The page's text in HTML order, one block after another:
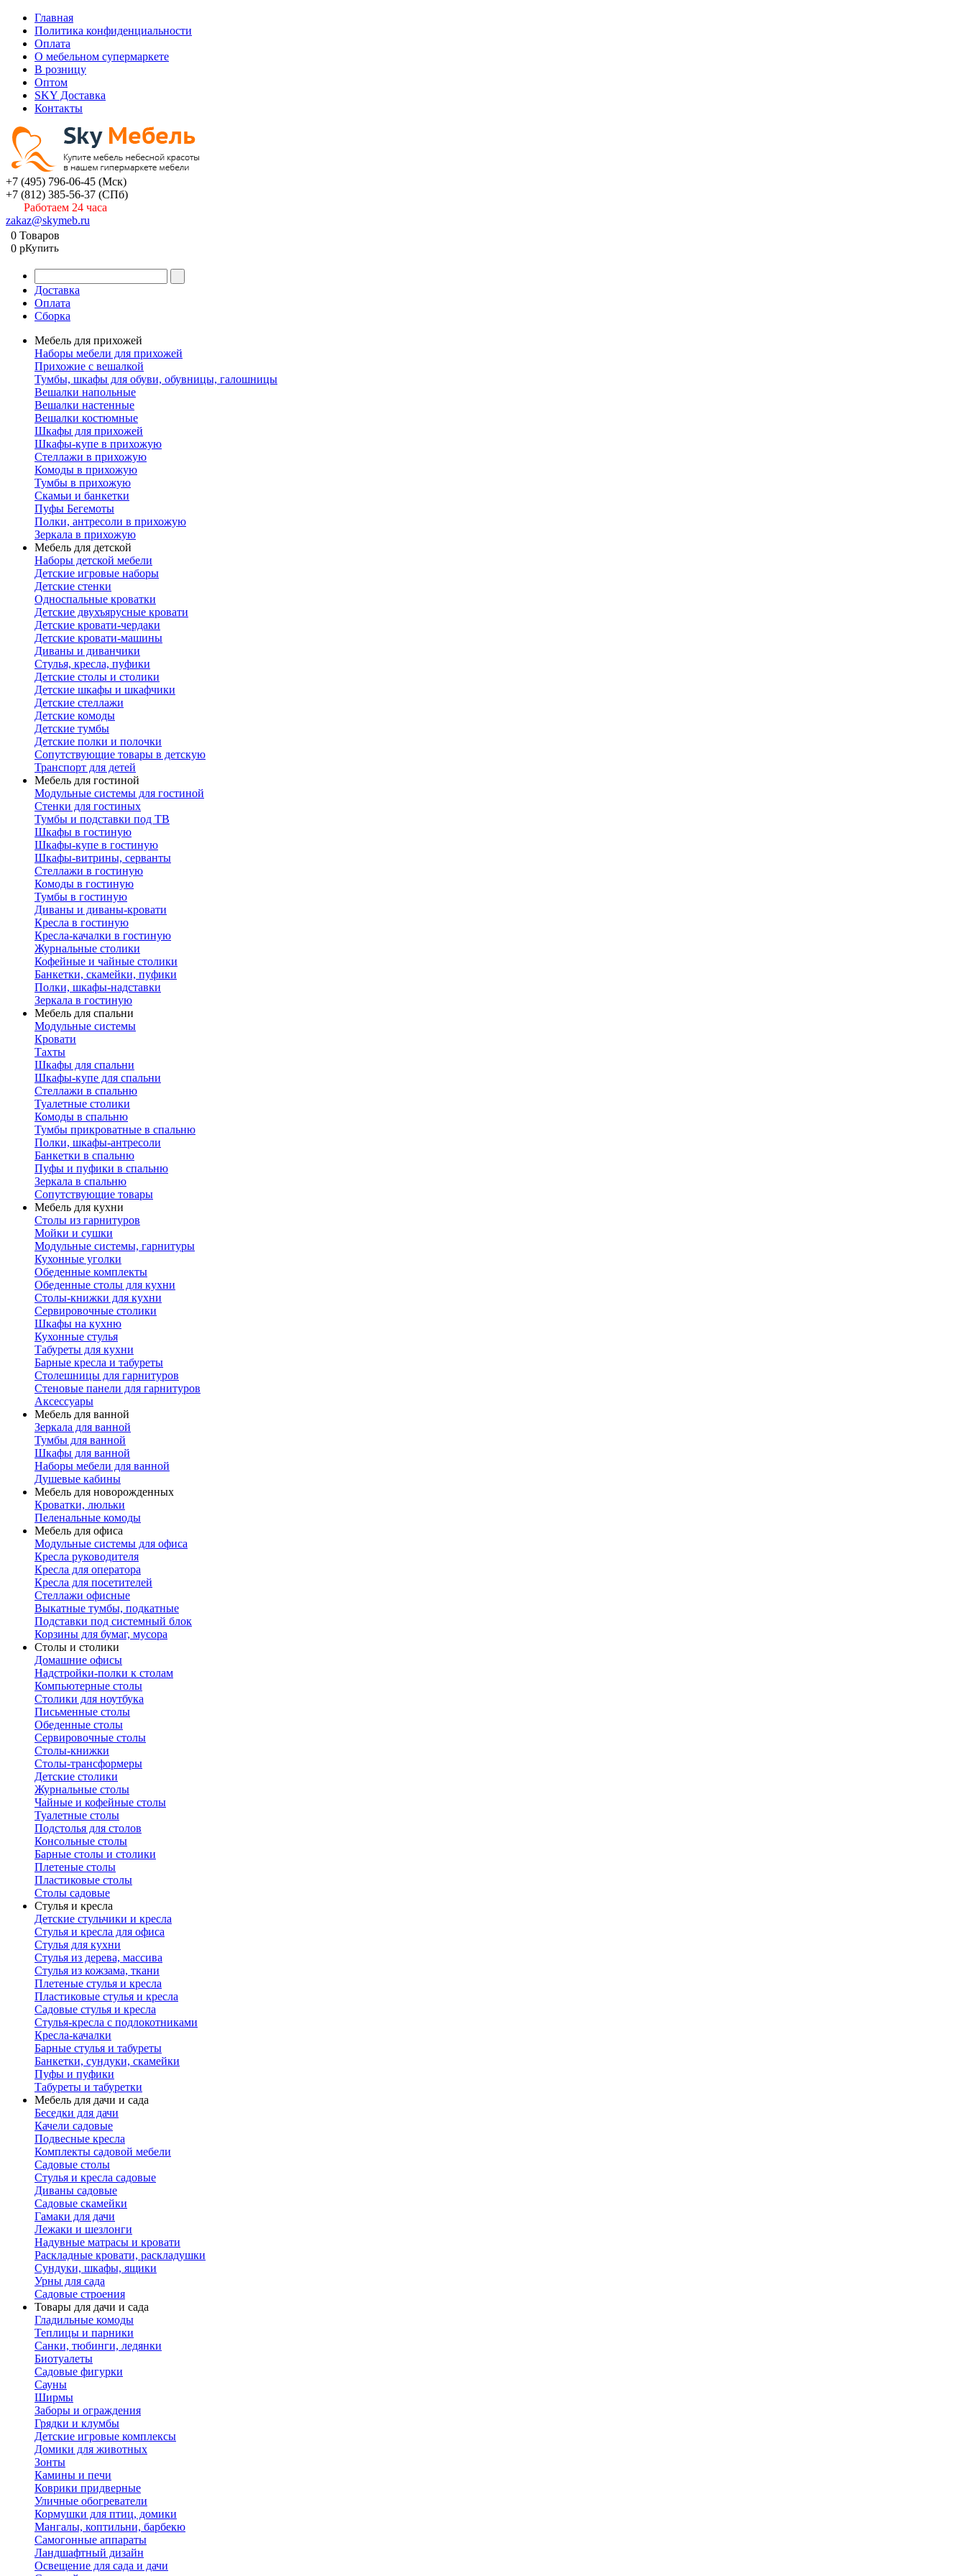
Главная
Политика конфиденциальности
Оплата
О мебельном супермаркете
В розницу
Оптом
SKY Доставка
Контакты
+7 (495) 796-06-45 (Мск)
+7 (812) 385-56-37 (СПб)
Работаем 24 часа
zakaz@skymeb.ru
0 Товаров
0 pКупить
Доставка
Оплата
Сборка
Мебель для прихожей
Наборы мебели для прихожей
Прихожие с вешалкой
Тумбы, шкафы для обуви, обувницы, галошницы
Вешалки напольные
Вешалки настенные
Вешалки костюмные
Шкафы для прихожей
Шкафы-купе в прихожую
Стеллажи в прихожую
Комоды в прихожую
Тумбы в прихожую
Скамьи и банкетки
Пуфы Бегемоты
Полки, антресоли в прихожую
Зеркала в прихожую
Мебель для детской
Наборы детской мебели
Детские игровые наборы
Детские стенки
Односпальные кроватки
Детские двухъярусные кровати
Детские кровати-чердаки
Детские кровати-машины
Диваны и диванчики
Стулья, кресла, пуфики
Детские столы и столики
Детские шкафы и шкафчики
Детские стеллажи
Детские комоды
Детские тумбы
Детские полки и полочки
Сопутствующие товары в детскую
Транспорт для детей
Мебель для гостиной
Модульные системы для гостиной
Стенки для гостиных
Тумбы и подставки под ТВ
Шкафы в гостиную
Шкафы-купе в гостиную
Шкафы-витрины, серванты
Стеллажи в гостиную
Комоды в гостиную
Тумбы в гостиную
Диваны и диваны-кровати
Кресла в гостиную
Кресла-качалки в гостиную
Журнальные столики
Кофейные и чайные столики
Банкетки, скамейки, пуфики
Полки, шкафы-надставки
Зеркала в гостиную
Мебель для спальни
Модульные системы
Кровати
Тахты
Шкафы для спальни
Шкафы-купе для спальни
Стеллажи в спальню
Туалетные столики
Комоды в спальню
Тумбы прикроватные в спальню
Полки, шкафы-антресоли
Банкетки в спальню
Пуфы и пуфики в спальню
Зеркала в спальню
Сопутствующие товары
Мебель для кухни
Столы из гарнитуров
Мойки и сушки
Модульные системы, гарнитуры
Кухонные уголки
Обеденные комплекты
Обеденные столы для кухни
Столы-книжки для кухни
Сервировочные столики
Шкафы на кухню
Кухонные стулья
Табуреты для кухни
Барные кресла и табуреты
Столешницы для гарнитуров
Стеновые панели для гарнитуров
Аксессуары
Мебель для ванной
Зеркала для ванной
Тумбы для ванной
Шкафы для ванной
Наборы мебели для ванной
Душевые кабины
Мебель для новорожденных
Кроватки, люльки
Пеленальные комоды
Мебель для офиса
Модульные системы для офиса
Кресла руководителя
Кресла для оператора
Кресла для посетителей
Стеллажи офисные
Выкатные тумбы, подкатные
Подставки под системный блок
Корзины для бумаг, мусора
Столы и столики
Домашние офисы
Надстройки-полки к столам
Компьютерные столы
Столики для ноутбука
Письменные столы
Обеденные столы
Сервировочные столы
Столы-книжки
Столы-трансформеры
Детские столики
Журнальные столы
Чайные и кофейные столы
Туалетные столы
Подстолья для столов
Консольные столы
Барные столы и столики
Плетеные столы
Пластиковые столы
Столы садовые
Стулья и кресла
Детские стульчики и кресла
Стулья и кресла для офиса
Стулья для кухни
Стулья из дерева, массива
Стулья из кожзама, ткани
Плетеные стулья и кресла
Пластиковые стулья и кресла
Садовые стулья и кресла
Стулья-кресла с подлокотниками
Кресла-качалки
Барные стулья и табуреты
Банкетки, сундуки, скамейки
Пуфы и пуфики
Табуреты и табуретки
Мебель для дачи и сада
Беседки для дачи
Качели садовые
Подвесные кресла
Комплекты садовой мебели
Садовые столы
Стулья и кресла садовые
Диваны садовые
Садовые скамейки
Гамаки для дачи
Лежаки и шезлонги
Надувные матрасы и кровати
Раскладные кровати, раскладушки
Сундуки, шкафы, ящики
Урны для сада
Садовые строения
Товары для дачи и сада
Гладильные комоды
Теплицы и парники
Санки, тюбинги, ледянки
Биотуалеты
Садовые фигурки
Сауны
Ширмы
Заборы и ограждения
Грядки и клумбы
Детские игровые комплексы
Домики для животных
Зонты
Камины и печи
Коврики придверные
Уличные обогреватели
Кормушки для птиц, домики
Мангалы, коптильни, барбекю
Самогонные аппараты
Ландшафтный дизайн
Освещение для сада и дачи